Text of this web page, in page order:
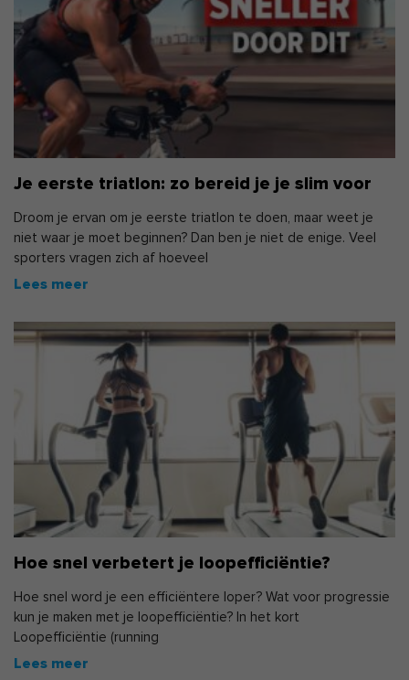
Je eerste triatlon: zo bereid je je slim voor
Droom je ervan om je eerste triatlon te doen, maar weet je
niet waar je moet beginnen? Dan ben je niet de enige. Veel
sporters vragen zich af hoeveel
Hoe snel verbetert je loopefficiëntie?
Hoe snel word je een efficiëntere loper? Wat voor progressie
kun je maken met je loopefficiëntie? In het kort
Loopefficiëntie (running